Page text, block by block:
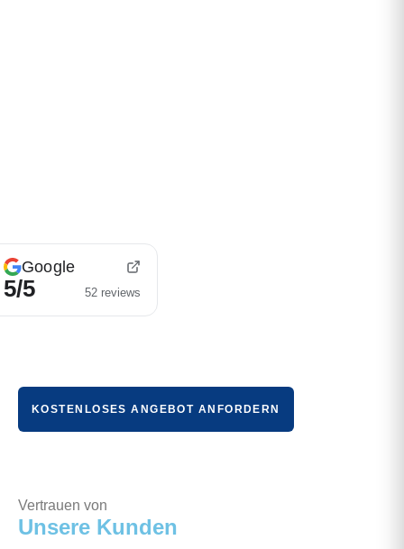
Google
5/5 52 reviews
KOSTENLOSES ANGEBOT ANFORDERN
Vertrauen von
Unsere Kunden